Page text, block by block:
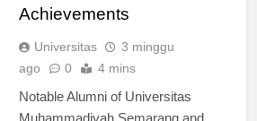
Semarang and Their
Universitas
3 minggu
Notable Alumni of Universitas